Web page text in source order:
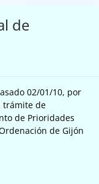
de
02/01/10, por
trámite de
de Prioridades
de Gijón